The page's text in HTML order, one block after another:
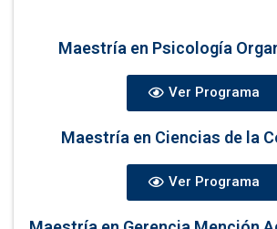
Maestría en Psicología
Ver Programa
Maestría en Ciencias de la
Ver Programa